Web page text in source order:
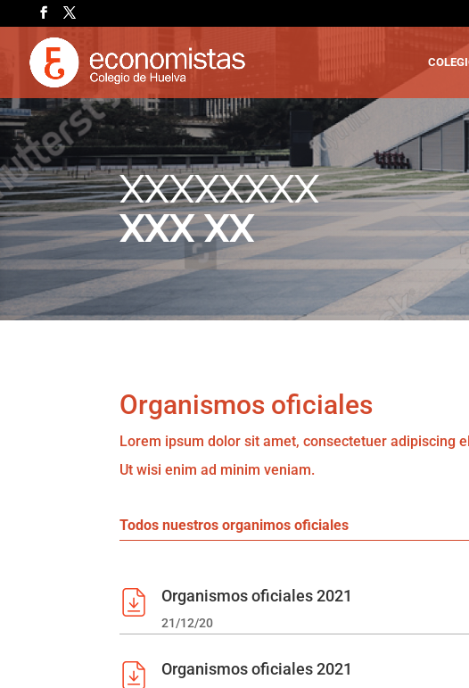
XXXXXXXX
XXX XX
Organismos oficiales
Lorem ipsum dolor sit amet, consectetuer adipiscing
Ut wisi enim ad minim veniam.
Todos nuestros organimos oficiales
Organismos oficiales 2021
21/12/20
Organismos oficiales 2021